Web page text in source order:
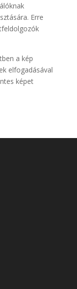
Erre
a kép
elfogadásával
képet